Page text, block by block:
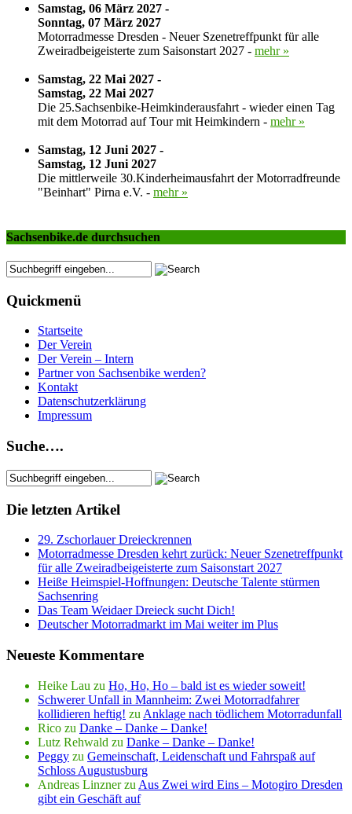
Samstag, 06 März 2027 -
Sonntag, 07 März 2027
Motorradmesse Dresden - Neuer Szenetreffpunkt für alle
Zweiradbeigeisterte zum Saisonstart 2027 - mehr »
Samstag, 22 Mai 2027 -
Samstag, 22 Mai 2027
Die 25.Sachsenbike-Heimkinderausfahrt - wieder einen Tag
mit dem Motorrad auf Tour mit Heimkindern - mehr »
Samstag, 12 Juni 2027 -
Samstag, 12 Juni 2027
Die mittlerweile 30.Kinderheimausfahrt der Motorradfreunde
"Beinhart" Pirna e.V. - mehr »
Sachsenbike.de durchsuchen
Quickmenü
Startseite
Der Verein
Der Verein – Intern
Partner von Sachsenbike werden?
Kontakt
Datenschutzerklärung
Impressum
Suche….
Die letzten Artikel
29. Zschorlauer Dreieckrennen
Motorradmesse Dresden kehrt zurück: Neuer Szenetreffpunkt
für alle Zweiradbeigeisterte zum Saisonstart 2027
Heiße Heimspiel-Hoffnungen: Deutsche Talente stürmen
Sachsenring
Das Team Weidaer Dreieck sucht Dich!
Deutscher Motorradmarkt im Mai weiter im Plus
Neueste Kommentare
Heike Lau zu Ho, Ho, Ho – bald ist es wieder soweit!
Schwerer Unfall in Mannheim: Zwei Motorradfahrer
kollidieren heftig! zu Anklage nach tödlichem Motorradunfall
Rico zu Danke – Danke – Danke!
Lutz Rehwald zu Danke – Danke – Danke!
Peggy zu Gemeinschaft, Leidenschaft und Fahrspaß auf
Schloss Augustusburg
Andreas Linznerzu Aus Zwei wird Eins – Motogiro Dresden
gibt ein Geschäft auf